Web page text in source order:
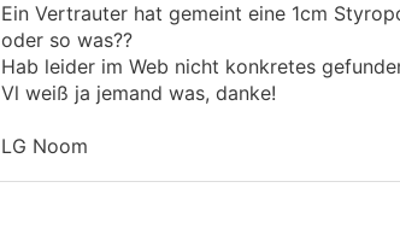
Ein Vertrauter hat gemeint eine 1cm
oder so was??
Hab leider im Web nicht konkretes
Vl weiß ja jemand was, danke!
LG Noom